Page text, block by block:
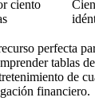
ciento
perfecta
tablas
de
financiero.